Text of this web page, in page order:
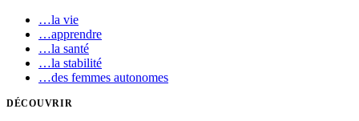
…la vie
…apprendre
…la santé
…la stabilité
…des femmes autonomes
DÉCOUVRIR